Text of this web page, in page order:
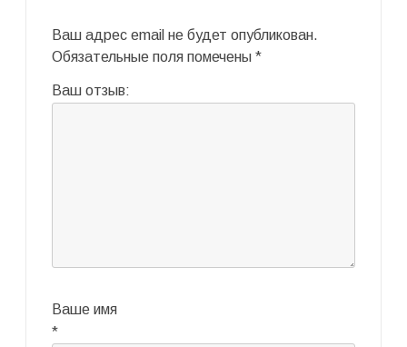
Ваш адрес email не будет опубликован.
Обязательные поля помечены *
Ваш отзыв:
Ваше имя
*